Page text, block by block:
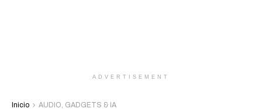
ADVERTISEMENT
Inicio AUDIO, GADGETS & IA